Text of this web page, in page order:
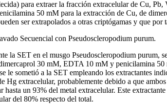
para extraer la fracción extracelular de Cu,
50 mM para la extracción de Cu, de
ser extrapolados a otras criptógamas y que por
Secuencial con Pseudoscleropodium purum.
la SET en el musgo Pseudoscleropodium purum,
30 mM, EDTA 10 mM y penicilamina 50
sometió a la SET empleando los extractantes
extracelular, probablemente debido a que
un 93% del metal extracelular. Este
del 80% respecto del total.